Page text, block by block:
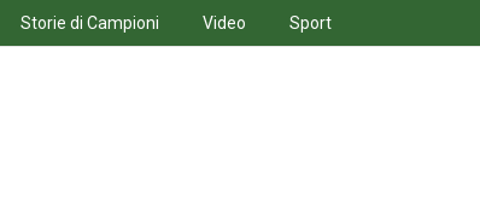
Storie di Campioni Video Sport